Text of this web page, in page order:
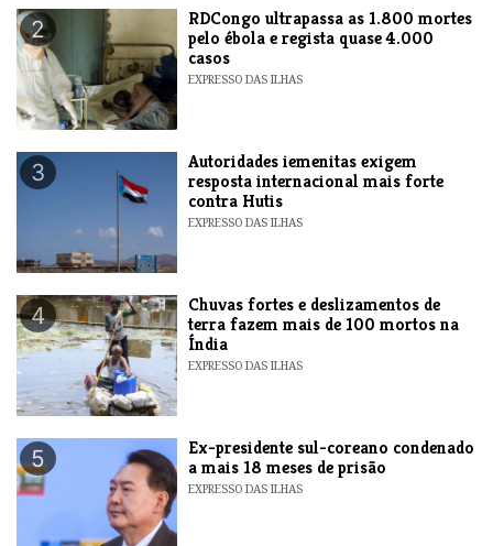
2
RDCongo ultrapassa as 1.800 mortes
pelo ébola e regista quase 4.000
casos
EXPRESSO DAS ILHAS
3
Autoridades iemenitas exigem
resposta internacional mais forte
contra Hutis
EXPRESSO DAS ILHAS
4
Chuvas fortes e deslizamentos de
terra fazem mais de 100 mortos na
Índia
EXPRESSO DAS ILHAS
5
Ex-presidente sul-coreano condenado
a mais 18 meses de prisão
EXPRESSO DAS ILHAS